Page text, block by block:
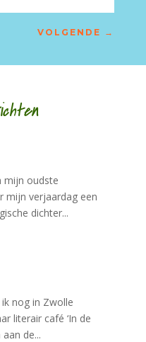
VOLGENDE →
mijn oudste
mijn verjaardag een
dichter...
nog in Zwolle
literair café ‘In de
de...